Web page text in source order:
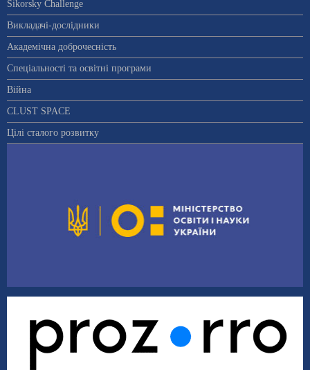
Sikorsky Challenge
Викладачі-дослідники
Академічна доброчесність
Спеціальності та освітні програми
Війна
CLUST SPACE
Цілі сталого розвитку